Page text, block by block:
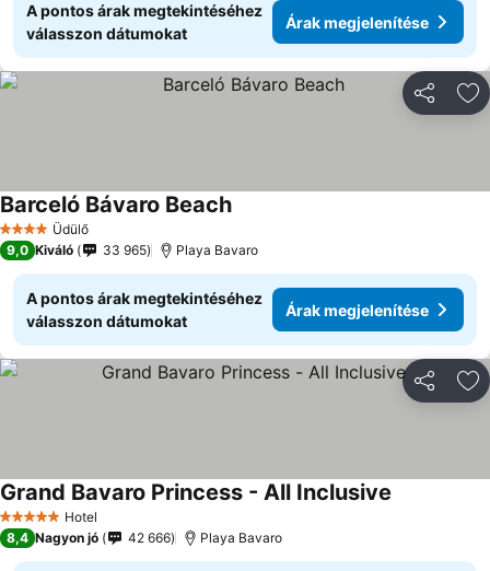
A pontos árak megtekintéséhez
válasszon dátumokat
Árak megjelenítése
4 KategóriaÜdülő
Barceló Bávaro Beach
9,0 Kiváló 33 965 Playa Bavaro
A pontos árak megtekintéséhez
válasszon dátumokat
Árak megjelenítése
5 KategóriaHotel
Grand Bavaro Princess - All Inclusive
8,4 Nagyon jó 42 666 Playa Bavaro